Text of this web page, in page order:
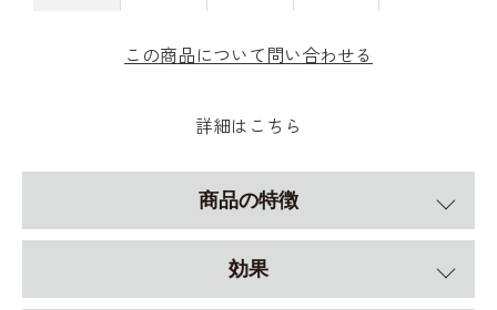
この商品について問い合わせる
詳細はこちら
商品の特徴
効果